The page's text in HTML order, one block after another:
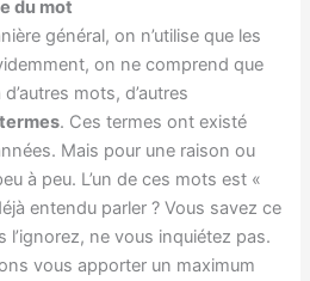
du mot
général, on n’utilise que les
on ne comprend que
mots, d’autres
termes. Ces termes ont existé
Mais pour une raison ou
à peu. L’un de ces mots est «
entendu parler ? Vous savez ce
l’ignorez, ne vous inquiétez pas.
vous apporter un maximum